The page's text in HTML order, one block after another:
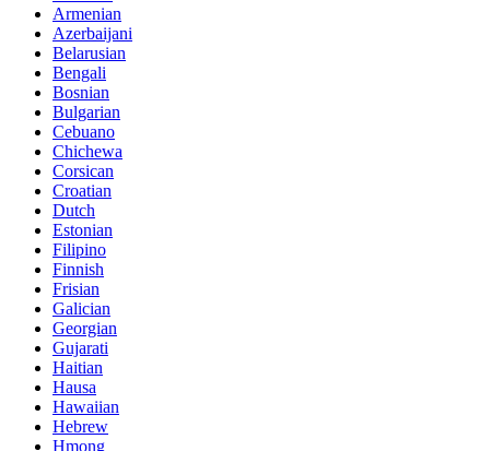
Armenian
Azerbaijani
Belarusian
Bengali
Bosnian
Bulgarian
Cebuano
Chichewa
Corsican
Croatian
Dutch
Estonian
Filipino
Finnish
Frisian
Galician
Georgian
Gujarati
Haitian
Hausa
Hawaiian
Hebrew
Hmong